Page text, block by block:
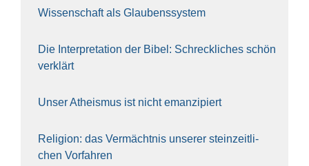
Wis­sen­schaft als Glau­bens­sys­tem
Die Inter­pre­ta­ti­on der Bibel: Schreck­li­ches schön
ver­klärt
Unser Athe­is­mus ist nicht eman­zi­piert
Reli­gi­on: das Ver­mächt­nis unse­rer stein­zeit­li­
chen Vor­fah­ren